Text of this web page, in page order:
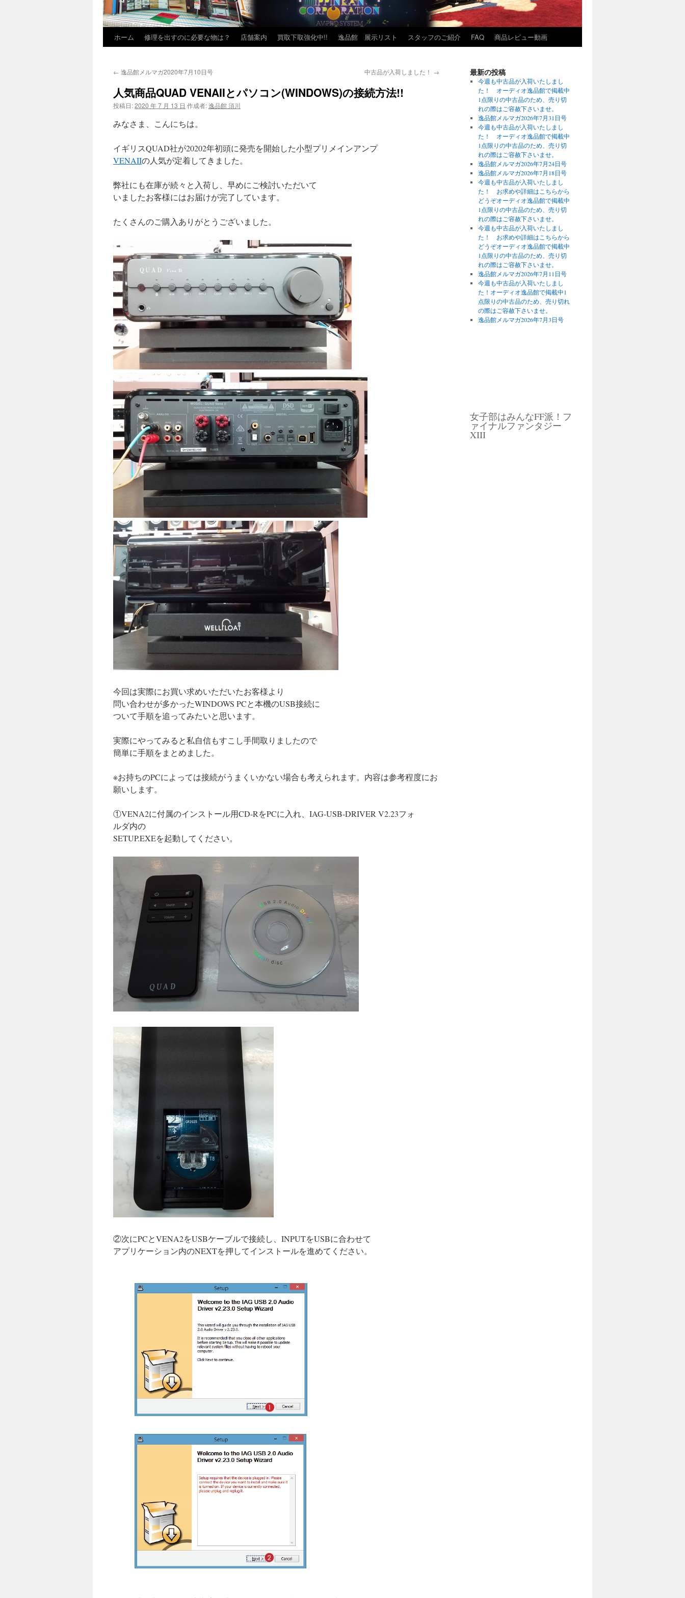
ホーム 修理を出すのに必要な物は？ 店舗案内 買取下取強化中!! 逸品館 展示リスト スタッフのご紹介 FAQ 商品レビュー動画
← 逸品館メルマガ2020年7月10日号 中古品が入荷しました！ →
人気商品QUAD VENAIIとパソコン(WINDOWS)の接続方法!!
投稿日:2020 年 7 月 13 日 作成者:逸品館 須川
みなさま、こんにちは。
イギリスQUAD社が20202年初頭に発売を開始した小型プリメインアンプ
VENAIIの人気が定着してきました。
弊社にも在庫が続々と入荷し、早めにご検討いただいて
いましたお客様にはお届けが完了しています。
たくさんのご購入ありがとうございました。
今回は実際にお買い求めいただいたお客様より
問い合わせが多かったWINDOWS PCと本機のUSB接続に
ついて手順を追ってみたいと思います。
実際にやってみると私自信もすこし手間取りましたので
簡単に手順をまとめました。
※お持ちのPCによっては接続がうまくいかない場合も考えられます。内容は参考程度にお
願いします。
①VENA2に付属のインストール用CD-RをPCに入れ、IAG-USB-DRIVER V2.23フォ
ルダ内の
SETUP.EXEを起動してください。
②次にPCとVENA2をUSBケーブルで接続し、INPUTをUSBに合わせて
アプリケーション内のNEXTを押してインストールを進めてください。
最新の投稿
今週も中古品が入荷いたしまし
た！ オーディオ逸品館で掲載中
1点限りの中古品のため、売り切
れの際はご容赦下さいませ。
逸品館メルマガ2026年7月31日号
今週も中古品が入荷いたしまし
た！ オーディオ逸品館で掲載中
1点限りの中古品のため、売り切
れの際はご容赦下さいませ。
逸品館メルマガ2026年7月24日号
逸品館メルマガ2026年7月18日号
今週も中古品が入荷いたしまし
た！ お求めや詳細はこちらから
どうぞオーディオ逸品館で掲載中
1点限りの中古品のため、売り切
れの際はご容赦下さいませ。
今週も中古品が入荷いたしまし
た！ お求めや詳細はこちらから
どうぞオーディオ逸品館で掲載中
1点限りの中古品のため、売り切
れの際はご容赦下さいませ。
逸品館メルマガ2026年7月11日号
今週も中古品が入荷いたしまし
た！オーディオ逸品館で掲載中1
点限りの中古品のため、売り切れ
の際はご容赦下さいませ。
逸品館メルマガ2026年7月3日号
女子部はみんなFF派！フ
ァイナルファンタジー
XIII